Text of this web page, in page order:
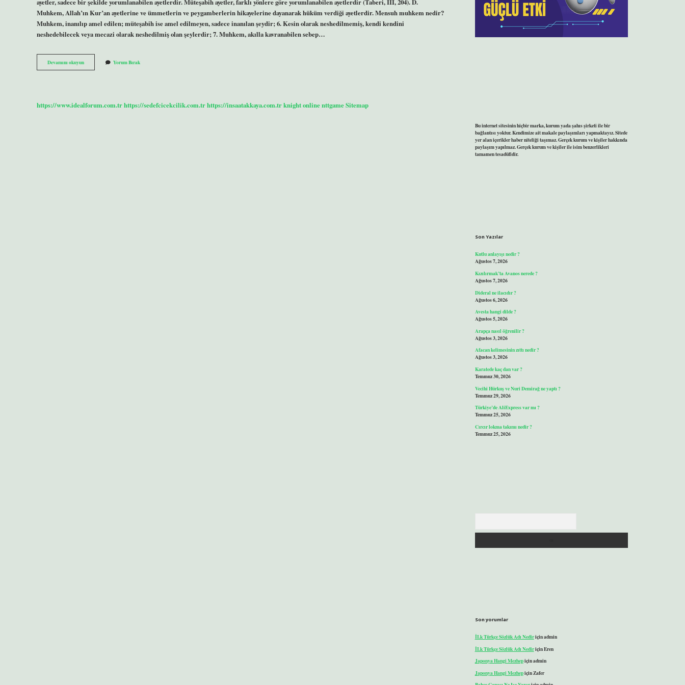
Muhkem, Allah’ın Kur’an ayetlerine ve ümmetlerin ve peygamberlerin hikayelerine dayanarak hüküm verdiği ayetlerdir. Mensuh muhkem nedir?
Muhkem, inanılıp amel edilen; müteşabih ise amel edilmeyen, sadece inanılan şeydir; 6. Kesin olarak neshedilmemiş, kendi kendini
neshedebilecek veya mecazi olarak neshedilmiş olan şeylerdir; 7. Muhkem, akılla kavranabilen sebep…
Devamını okuyunLafzı
Muhkem
Yorum Bırak
https://www.idealforum.com.trhttps://sedefcicekcilik.com.trhttps://insaatakkaya.com.trknight onlinenttgameSitemap
Bu internet sitesinin hiçbir marka, kurum yada şahıs şirketi ile bir
bağlantısı yoktur. Kendimize ait makale paylaşımları yapmaktayız. Sitede
yer alan içerikler haber niteliği taşımaz. Gerçek kurum ve kişiler hakkında
paylaşım yapılmaz. Gerçek kurum ve kişiler ile isim benzerlikleri
tamamen tesadüfidir.
Son Yazılar
Kutlu anlayışı nedir ?
Ağustos 7, 2026
Kızılırmak’ta Avanos nerede ?
Ağustos 7, 2026
Dideral ne ilacıdır ?
Ağustos 6, 2026
Avesta hangi dilde ?
Ağustos 5, 2026
Arapça nasıl öğrenilir ?
Ağustos 3, 2026
Afacan kelimesinin zıttı nedir ?
Ağustos 3, 2026
Karatede kaç dan var ?
Temmuz 30, 2026
Vecihi Hürkuş ve Nuri Demirağ ne yaptı ?
Temmuz 29, 2026
Türkiye’de AliExpress var mı ?
Temmuz 25, 2026
Cırcır lokma takımı nedir ?
Temmuz 25, 2026
Son yorumlar
İLk Türkçe Sözlük Adı Nediriçinadmin
İLk Türkçe Sözlük Adı NediriçinEren
Japonya Hangi Mezhepiçinadmin
Japonya Hangi MezhepiçinZafer